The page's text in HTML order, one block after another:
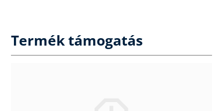
Termék támogatás